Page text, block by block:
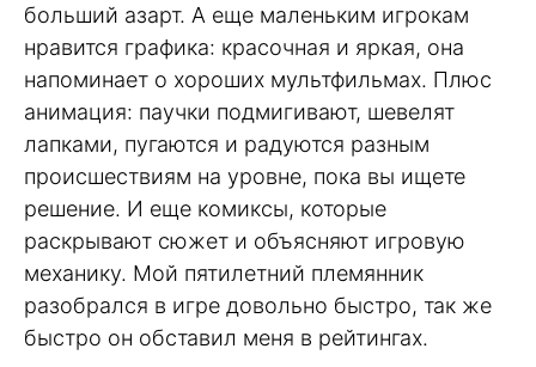
больший азарт. А еще маленьким игрокам
нравится графика: красочная и яркая, она
напоминает о хороших мультфильмах. Плюс
анимация: паучки подмигивают, шевелят
лапками, пугаются и радуются разным
происшествиям на уровне, пока вы ищете
решение. И еще комиксы, которые
раскрывают сюжет и объясняют игровую
механику. Мой пятилетний племянник
разобрался в игре довольно быстро, так же
быстро он обставил меня в рейтингах.